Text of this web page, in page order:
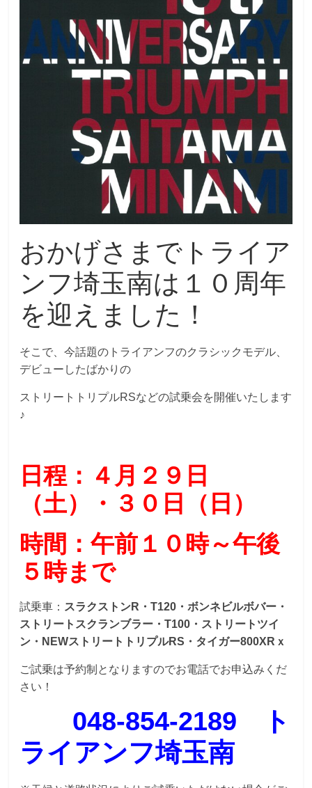
おかげさまでトライア
ンフ埼玉南は１０周年
を迎えました！
そこで、今話題のトライアンフのクラシックモデル、
デビューしたばかりの
ストリートトリプルRSなどの試乗会を開催いたします
♪
日程：４月２９日
（土）・３０日（日）
時間：午前１０時～午後
５時まで
試乗車： スラクストンR・T120・ボンネビルボバー・
ストリートスクランブラー・T100・ストリートツイ
ン・NEWストリートトリプルRS・タイガー800XRｘ
ご試乗は予約制となりますのでお電話でお申込みくだ
さい！
048-854-2189 ト
ライアンフ埼玉南